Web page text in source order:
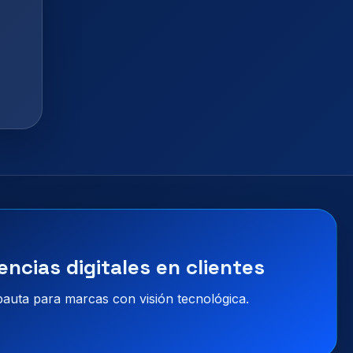
digitales en clientes
para marcas con visión tecnológica.